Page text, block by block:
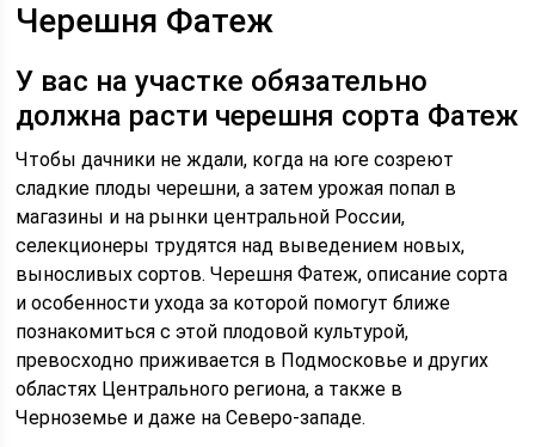
Черешня Фатеж
У вас на участке обязательно
должна расти черешня сорта Фатеж
Чтобы дачники не ждали, когда на юге созреют
сладкие плоды черешни, а затем урожая попал в
магазины и на рынки центральной России,
селекционеры трудятся над выведением новых,
выносливых сортов. Черешня Фатеж, описание сорта
и особенности ухода за которой помогут ближе
познакомиться с этой плодовой культурой,
превосходно приживается в Подмосковье и других
областях Центрального региона, а также в
Черноземье и даже на Северо-западе.